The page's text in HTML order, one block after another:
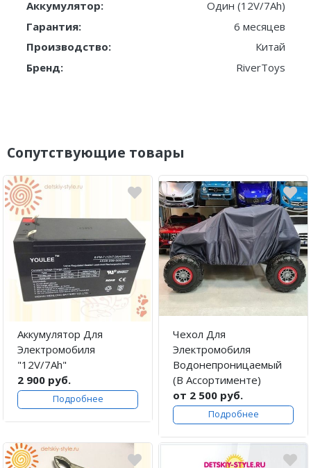
Аккумулятор:
Один (12V/7Ah)
Гарантия:
6 месяцев
Производство:
Китай
Бренд:
RiverToys
Сопутствующие товары
Аккумулятор Для
Электромобиля
"12V/7Ah"
2 900 руб.
Подробнее
Чехол Для
Электромобиля
Водонепроницаемый
(В Ассортименте)
от 2 500 руб.
Подробнее